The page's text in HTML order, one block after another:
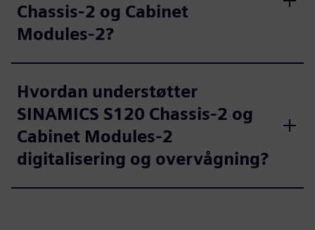
Chassis-2 og Cabinet
Modules-2?
Hvordan understøtter
SINAMICS S120 Chassis-2 og
Cabinet Modules-2
digitalisering og overvågning?